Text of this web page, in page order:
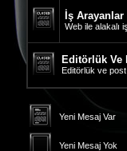
İş Arayanlar
Web ile alakalı
Editörlük Ve
Editörlük ve post
Yeni Mesaj Var
Yeni Mesaj Yok